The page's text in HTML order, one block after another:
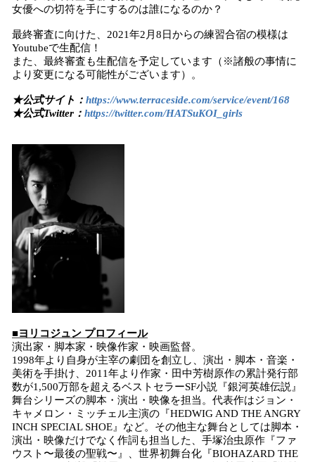
女優への切符を手にするのは誰になるのか？
最終審査に向けた、2021年2月8日からの練習合宿の模様は
Youtubeで生配信！
また、最終審査も生配信を予定しています（※諸般の事情に
より変更になる可能性がございます）。
★公式サイト： https://www.terraceside.com/service/event/168
★公式Twitter： https://twitter.com/HATSuKOI_girls
■ヨリコジュン プロフィール
演出家・脚本家・映像作家・映画監督。
1998年より⾃⾝が主宰の劇団を創⽴し、演出・脚本・⾳楽・
美術を⼿掛け、2011年より作家・⽥中芳樹原作の累計発⾏部
数が1,500万部を超えるベストセラーSF⼩説『銀河英雄伝説』
舞台シリーズの脚本・演出・映像を担当。代表作はジョン・
キャメロン・ミッチェル主演の『HEDWIG AND THE ANGRY
INCH SPECIAL SHOE』など。その他主な舞台としては脚本・
演出・映像だけでなく作詞も担当した、⼿塚治⾍原作『ファ
ウスト〜最後の聖戦〜』、世界初舞台化『BIOHAZARD THE